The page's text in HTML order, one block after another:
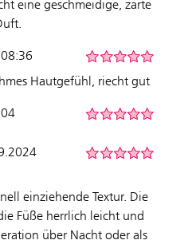
eine geschmeidige, zarte
Hautgefühl, riecht gut
einziehende Textur. Die
Füße herrlich leicht und
über Nacht oder als